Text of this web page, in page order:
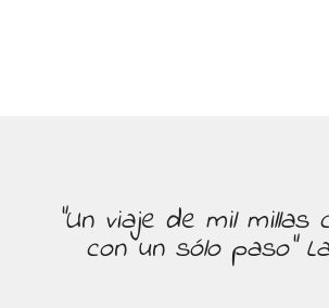
"Un viaje de mil millas
con un sólo paso"